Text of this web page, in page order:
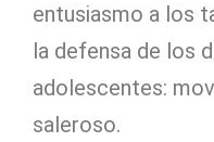
entusiasmo a los
la defensa de los
adolescentes:
saleroso.